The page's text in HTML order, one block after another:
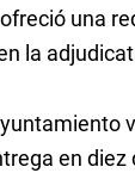
una
la
en